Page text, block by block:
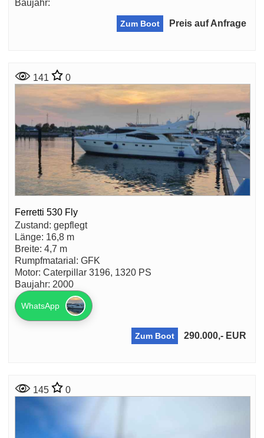
Baujahr:
Zum Boot Preis auf Anfrage
141 0
Ferretti 530 Fly
Zustand: gepflegt
Länge: 16,8 m
Breite: 4,7 m
Rumpfmatarial: GFK
Motor: Caterpillar 3196, 1320 PS
Baujahr: 2000
WhatsApp
Zum Boot 290.000,- EUR
145 0